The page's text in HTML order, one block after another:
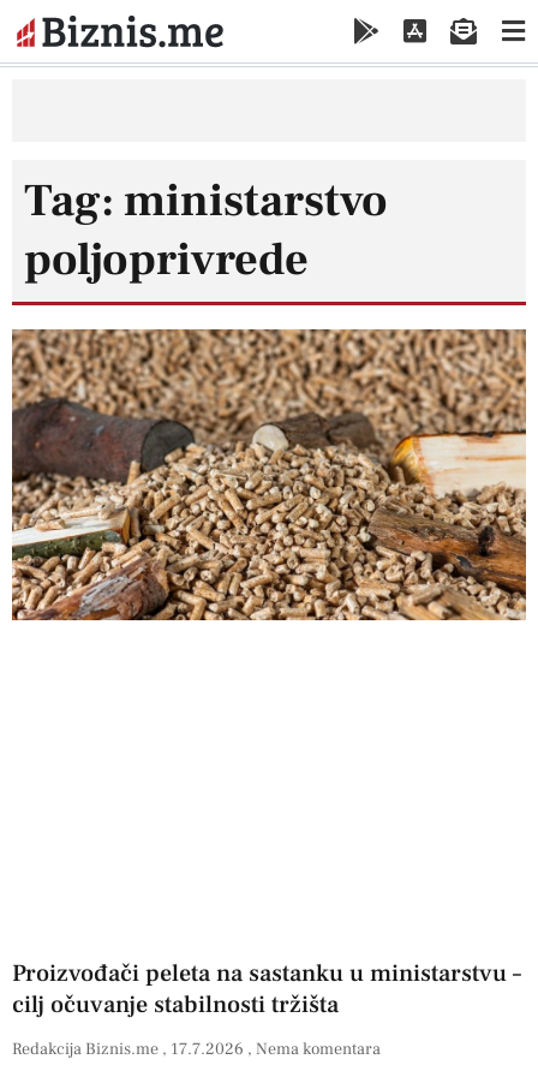
Tag: ministarstvo
poljoprivrede
Proizvođači peleta na sastanku u ministarstvu –
cilj očuvanje stabilnosti tržišta
Redakcija Biznis.me 17.7.2026 Nema komentara